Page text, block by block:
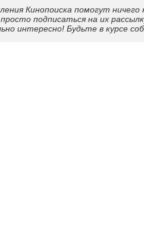
Кинопоиска помогут
подписаться на их
интересно! Будьте в курсе